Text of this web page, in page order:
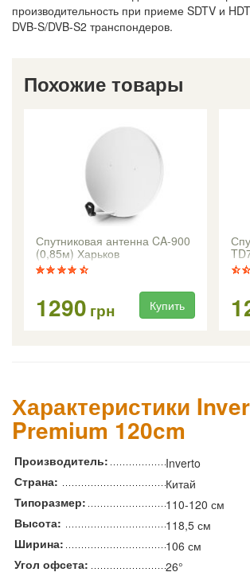
производительность при приеме SDTV и
DVB-S/DVB-S2 транспондеров.
Похожие товары
Спутниковая антенна CA-900
(0,85м) Харьков
1290 грн Купить
Характеристики
Premium 120cm
Производитель:
Inverto
Страна:
Китай
Типоразмер:
110-120 см
Высота:
118,5 см
Ширина:
106 см
Угол офсета:
26°